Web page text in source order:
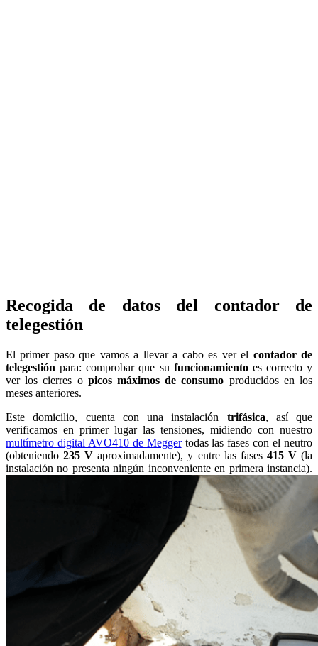
Recogida de datos del contador de
telegestión
El primer paso que vamos a llevar a cabo es ver el contador de
telegestión para: comprobar que su funcionamientoes correcto y
ver los cierres o picos máximos de consumo producidos en los
meses anteriores.
Este domicilio, cuenta con una instalación trifásica, así que
verificamos en primer lugar las tensiones, midiendo con nuestro
multímetro digital AVO410 de Meggertodas las fases con el neutro
(obteniendo235 V aproximadamente), y entre las fases 415 V(la
instalación no presenta ningún inconveniente en primera instancia).